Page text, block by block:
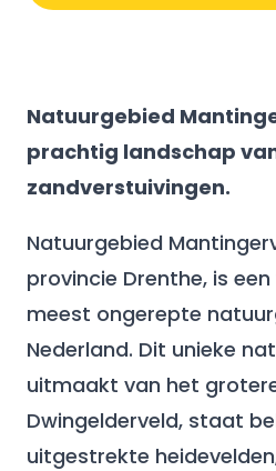
Natuurgebied
prachtig landschap
zandverstuivingen.
Natuurgebied
provincie Drenthe, is
meest ongerepte
Nederland. Dit unieke
uitmaakt van het
Dwingelderveld, staat
uitgestrekte